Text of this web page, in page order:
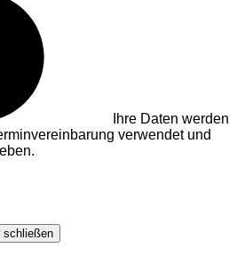
Ihre Daten werden
verwendet und
schließen